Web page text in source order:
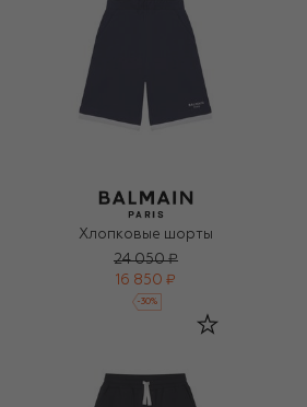
Хлопковые шорты
24 050 ₽
16 850 ₽
-30%